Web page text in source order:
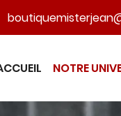
NOTRE